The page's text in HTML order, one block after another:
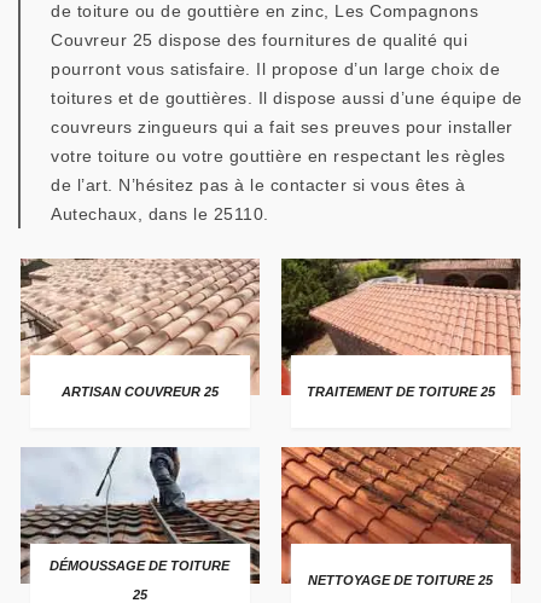
de toiture ou de gouttière en zinc, Les Compagnons
Couvreur 25 dispose des fournitures de qualité qui
pourront vous satisfaire. Il propose d’un large choix de
toitures et de gouttières. Il dispose aussi d’une équipe de
couvreurs zingueurs qui a fait ses preuves pour installer
votre toiture ou votre gouttière en respectant les règles
de l’art. N’hésitez pas à le contacter si vous êtes à
Autechaux, dans le 25110.
ARTISAN COUVREUR 25 TRAITEMENT DE TOITURE 25
DÉMOUSSAGE DE TOITURE
25
NETTOYAGE DE TOITURE 25